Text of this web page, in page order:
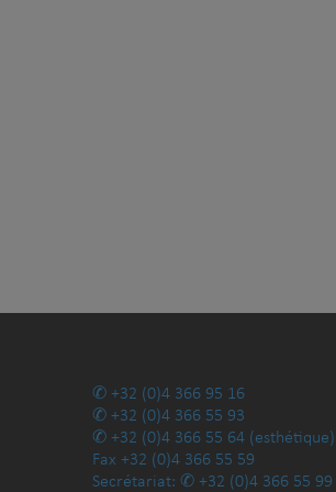
+32 (0)4 366 95 16
+32 (0)4 366 55 93
+32 (0)4 366 55 64 (esthétique)
Fax +32 (0)4 366 55 59
Secrétariat:
+32 (0)4 366 55 99